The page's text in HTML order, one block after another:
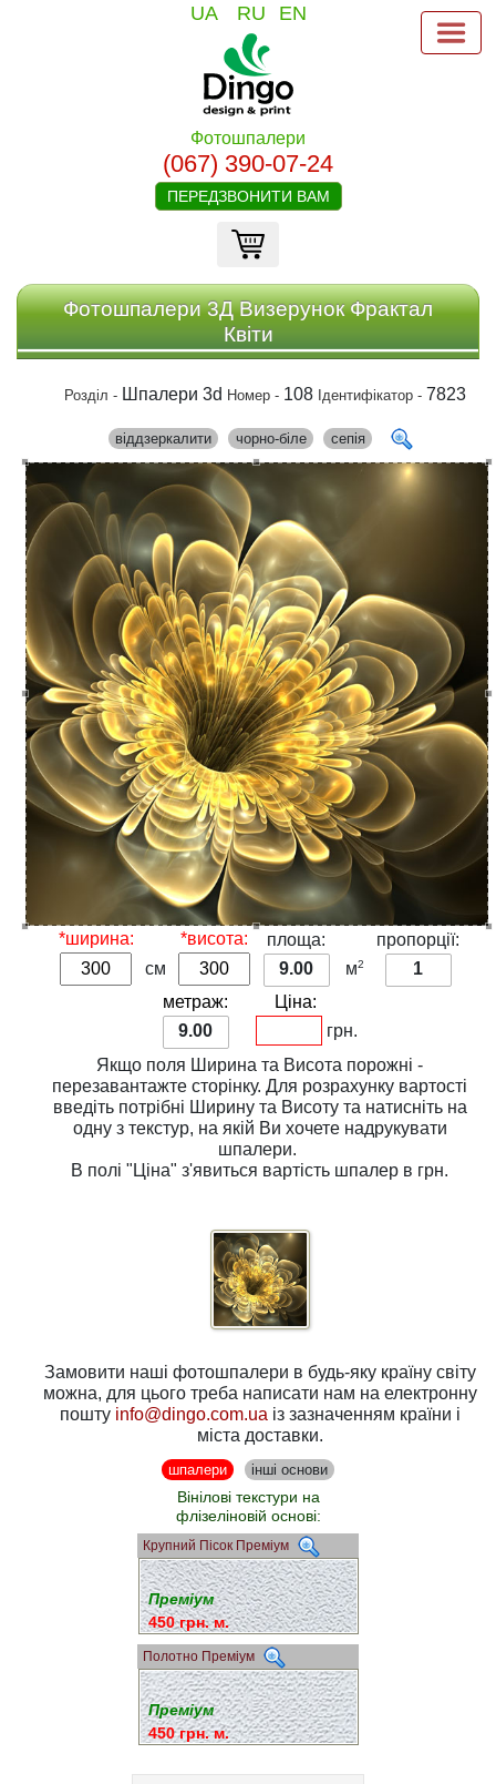
UA RU EN
Фотошпалери
(067) 390-07-24
ПЕРЕДЗВОНИТИ ВАМ
Фотошпалери 3Д Визерунок Фрактал
Квіти
Розділ - Шпалери 3d Номер - 108 Ідентифікатор - 7823
віддзеркалити чорно-біле сепія
*ширина:
см
*висота:
площа:
9.00
м2
пропорції:
1
метраж:
9.00
Ціна:
грн.
Якщо поля Ширина та Висота порожні -
перезавантажте сторінку. Для розрахунку вартості
введіть потрібні Ширинута Висотута натисніть на
одну з текстур, на якій Ви хочете надрукувати
шпалери.
В полі"Ціна" з'явиться вартість шпалер в грн.
Замовити наші фотошпалери в будь-яку країну світу
можна, для цього треба написати нам на електронну
пошту info@dingo.com.ua із зазначенням країни і
міста доставки.
шпалери інші основи
Вінілові текстури на
флізеліновій основі:
Крупний Пісок Преміум
Преміум
450 грн. м.
Полотно Преміум
Преміум
450 грн. м.